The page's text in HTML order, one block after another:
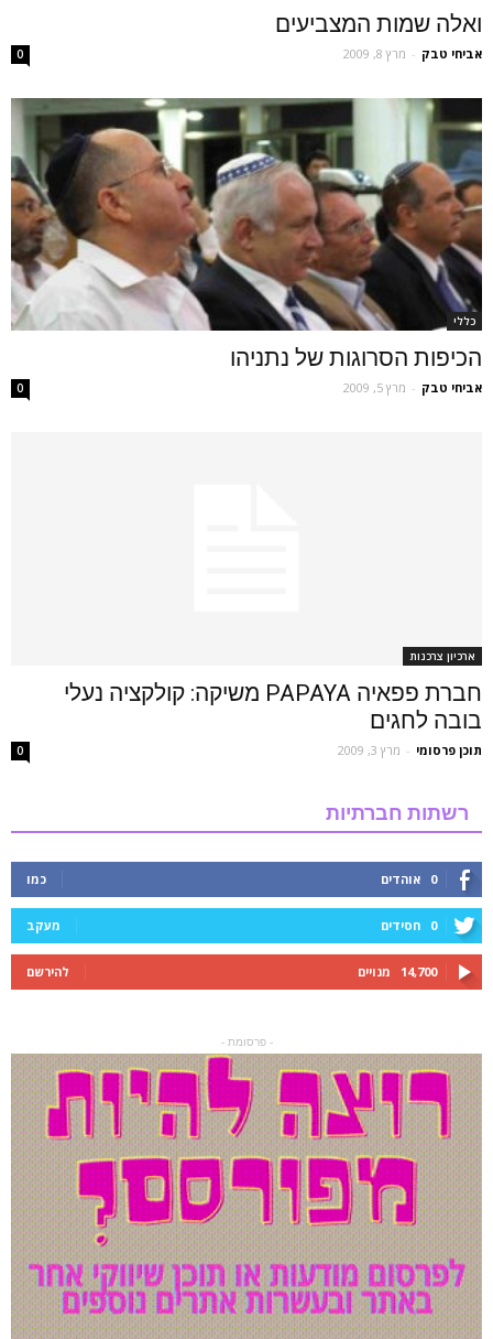
ואלה שמות המצביעים
אביחי טבק - מרץ 8, 2009 0
כללי
הכיפות הסרוגות של נתניהו
אביחי טבק - מרץ 5, 2009 0
ארכיון צרכנות
חברת פפאיה PAPAYA משיקה: קולקציה נעלי
בובה לחגים
תוכן פרסומי - מרץ 3, 2009 0
רשתות חברתיות
0 אוהדים כמו
0 חסידים מעקב
14,700 מנויים להירשם
- פרסומת -